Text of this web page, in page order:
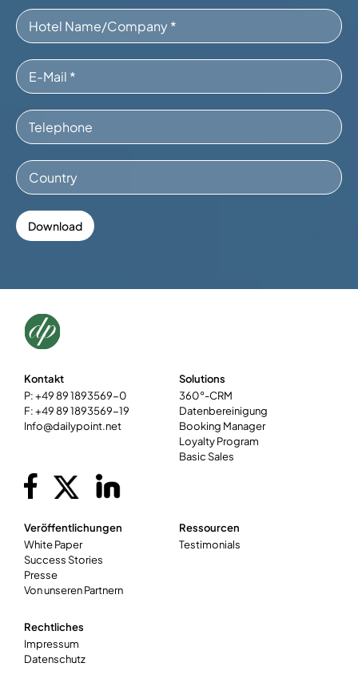
Kontakt
P: +49 89 1893569-0
F: +49 89 1893569-19
Info@dailypoint.net
Solutions
360°-CRM
Datenbereinigung
Booking Manager
Loyalty Program
Basic Sales
Veröffentlichungen
White Paper
Success Stories
Presse
Von unseren Partnern
Ressourcen
Testimonials
Rechtliches
Impressum
Datenschutz